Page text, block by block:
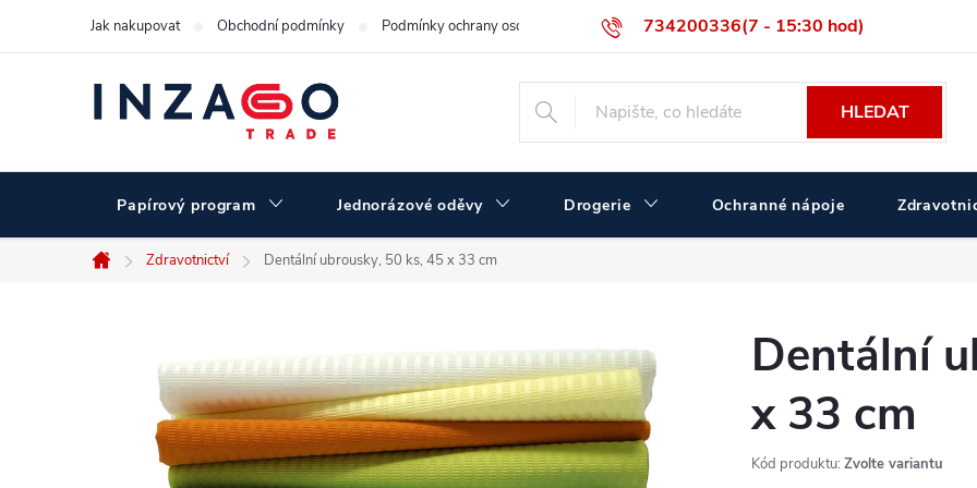
734200336(7 - 15:30 hod)
Jak nakupovat Obchodní podmínky Podmínky ochrany osobních údajů Velikostní tabulka ČERVA Velkoobchodní prodej
HLEDAT
Papírový program Jednorázové oděvy Drogerie Ochranné nápoje
Domů
Zdravotnictví Dentální ubrousky, 50 ks, 45 x 33 cm
Dentální
x 33 cm
Kód produktu: Zvolte variantu